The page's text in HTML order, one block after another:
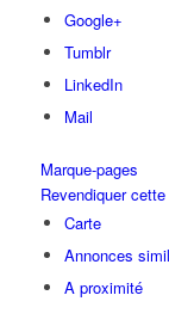
Google+
Tumblr
LinkedIn
Mail
Marque-pages
Revendiquer
Carte
Annonces
A proximité